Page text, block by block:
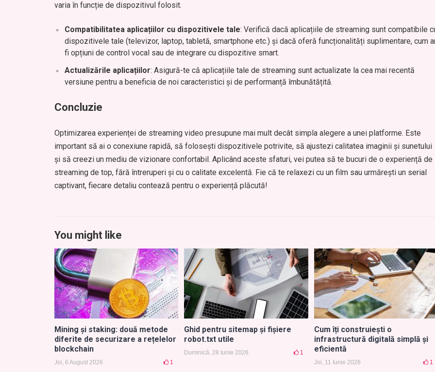
varia în funcție de dispozitivul folosit.
Compatibilitatea aplicațiilor cu dispozitivele tale: Verifică dacă aplicațiile de streaming sunt compatibile
dispozitivele tale (televizor, laptop, tabletă, smartphone etc.) și dacă oferă funcționalități suplimentare, cum
fi opțiuni de control vocal sau de integrare cu dispozitive smart.
Actualizările aplicațiilor: Asigură-te că aplicațiile tale de streaming sunt actualizate la cea mai recentă
versiune pentru a beneficia de noi caracteristici și de performanță îmbunătățită.
Concluzie
Optimizarea experienței de streaming video presupune mai mult decât simpla alegere a unei platforme. Este
important să ai o conexiune rapidă, să folosești dispozitivele potrivite, să ajustezi calitatea imaginii și sunetului
și să creezi un mediu de vizionare confortabil. Aplicând aceste sfaturi, vei putea să te bucuri de o experiență de
streaming de top, fără întreruperi și cu o calitate excelentă. Fie că te relaxezi cu un film sau urmărești un serial
captivant, fiecare detaliu contează pentru o experiență plăcută!
You might like
Mining și staking: două metode
diferite de securizare a rețelelor
blockchain
Joi, 6 August 2026 1
Ghid pentru sitemap și fișiere
robot.txt utile
Duminică, 28 Iunie 2026 1
Cum îți construiești o
infrastructură digitală simplă și
eficientă
Joi, 11 Iunie 2026 1